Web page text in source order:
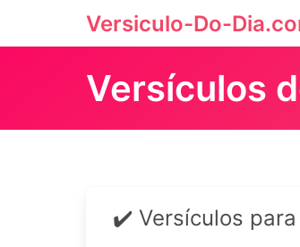
Versiculo-Do-
Versículos
✔️ Versículos